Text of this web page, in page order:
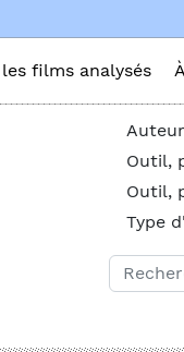
films analysés
Outil,
Outil,
Type